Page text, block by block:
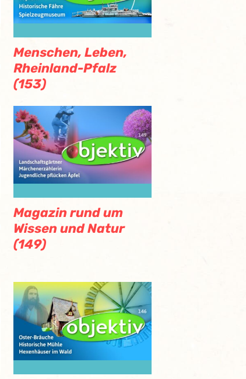
Menschen, Leben,
Rheinland-Pfalz
(153)
Magazin rund um
Wissen und Natur
(149)